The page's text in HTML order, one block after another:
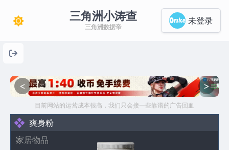
三角洲小涛查
三角洲数据帝
未登录
< >
目前网站的运营成本很高，我们只会接一些靠谱的广告回血
爽身粉
家居物品